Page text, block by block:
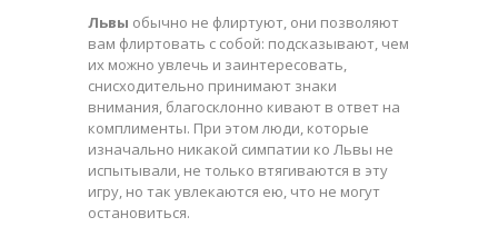
Львы обычно не флиртуют, они позволяют
вам флиртовать с собой: подсказывают, чем
их можно увлечь и заинтересовать,
снисходительно принимают знаки
внимания, благосклонно кивают в ответ на
комплименты. При этом люди, которые
изначально никакой симпатии ко Львы не
испытывали, не только втягиваются в эту
игру, но так увлекаются ею, что не могут
остановиться.